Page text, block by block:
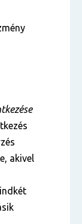
akivel